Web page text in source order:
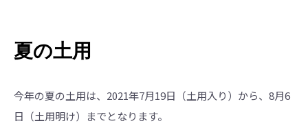
夏の土用
今年の夏の土用は、2021年7月19日（土用入り）から、8月6
日（土用明け）までとなります。